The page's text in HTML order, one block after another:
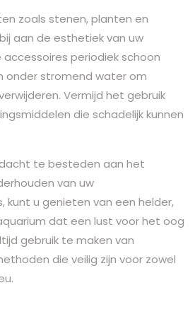
zoals stenen, planten en
aan de esthetiek van uw
accessoires periodiek schoon
onder stromend water om
Vermijd het gebruik
die schadelijk kunnen
te besteden aan het
van uw
kunt u genieten van een helder,
dat een lust voor het oog
gebruik te maken van
die veilig zijn voor zowel